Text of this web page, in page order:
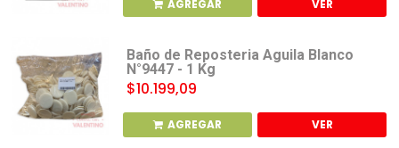
AGREGAR VER
Baño de Reposteria Aguila Blanco
N°9447 - 1 Kg
$10.199,09
AGREGAR VER